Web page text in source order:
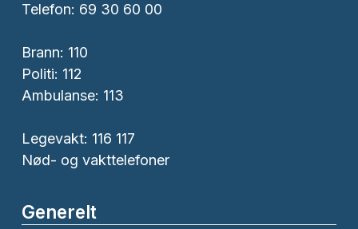
Telefon: 69 30 60 00
Brann: 110
Politi: 112
Ambulanse: 113
Legevakt: 116 117
Nød- og vakttelefoner
Generelt